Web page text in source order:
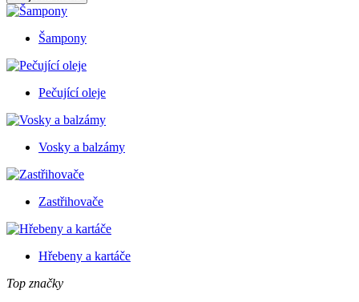
Šampony
Pečující oleje
Vosky a balzámy
Zastřihovače
Hřebeny a kartáče
Top značky